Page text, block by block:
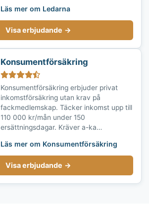
Läs mer om Ledarna
Visa erbjudande →
Konsumentförsäkring
Konsumentförsäkring erbjuder privat
inkomstförsäkring utan krav på
fackmedlemskap. Täcker inkomst upp till
110 000 kr/mån under 150
ersättningsdagar. Kräver a-ka…
Läs mer om Konsumentförsäkring
Visa erbjudande →